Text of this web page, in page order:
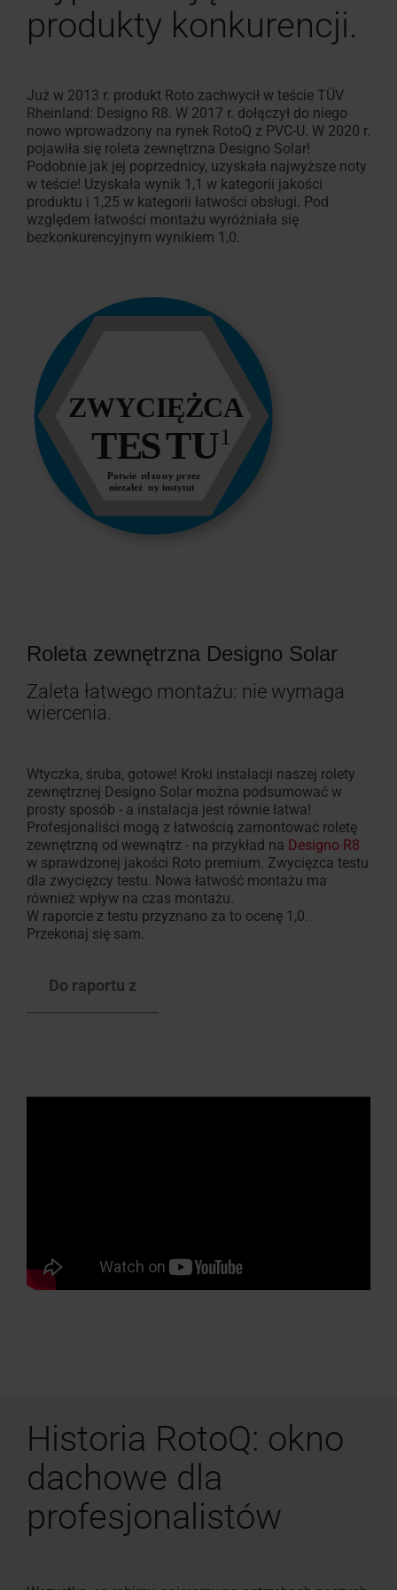
Znajdź dekarza wW 100% z
Okno
płaskich
Okna
do
zastosowań
specjalnych
zestawy
przyłączeniowe
Rolety,
markizy
moskitiery
Znajdź
okna
dachowe
Okno uchylne z funkcjąAkcesoria wewnętrzne
Akcesoria
Znajdź dekarza w okolicyZgłoszenie serwisowe
Skontaktuj
Pliki do pobraniaCzęsto
produkty konkurencji.
Już w 2013 r. produkt Roto zachwycił w teście TÜV
Rheinland: Designo R8. W 2017 r. dołączył do niego
nowo wprowadzony na rynek RotoQ z PVC-U. W 2020 r.
pojawiła się roleta zewnętrzna Designo Solar!
Podobnie jak jej poprzednicy, uzyskała najwyższe noty
w teście! Uzyskała wynik 1,1 w kategorii jakości
produktu i 1,25 w kategorii łatwości obsługi. Pod
względem łatwości montażu wyróżniała się
bezkonkurencyjnym wynikiem 1,0.
Roleta zewnętrzna Designo Solar
Zaleta łatwego montażu: nie wymaga
wiercenia.
Wtyczka, śruba, gotowe! Kroki instalacji naszej rolety
zewnętrznej Designo Solar można podsumować w
prosty sposób - a instalacja jest równie łatwa!
Profesjonaliści mogą z łatwością zamontować roletę
zewnętrzną od wewnątrz - na przykład na Designo R8
w sprawdzonej jakości Roto premium. Zwycięzca testu
dla zwycięzcy testu. Nowa łatwość montażu ma
również wpływ na czas montażu.
W raporcie z testu przyznano za to ocenę 1,0.
Przekonaj się sam.
Do raportu z
Historia RotoQ: okno
dachowe dla
profesjonalistów